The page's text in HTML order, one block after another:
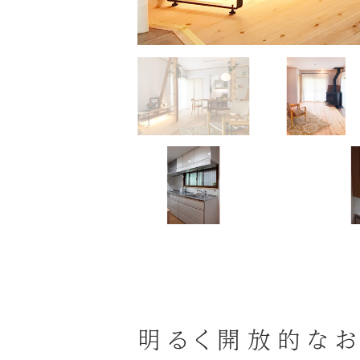
明るく開放的な